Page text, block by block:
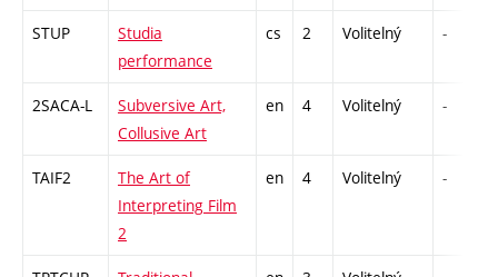
STUP
Studia
performance
cs 2 Volitelný -
2SACA-L
Subversive Art,
Collusive Art
en 4 Volitelný -
TAIF2
The Art of
Interpreting Film
2
en 4 Volitelný -